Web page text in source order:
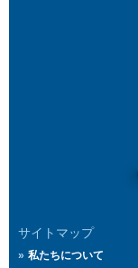
サイトマップ
私たちについて